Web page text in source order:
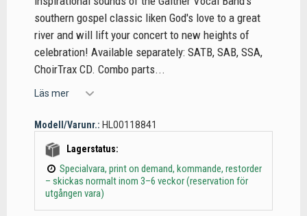
southern gospel classic liken God's love to a great
river and will lift your concert to new heights of
celebration! Available separately: SATB, SAB, SSA,
ChoirTrax CD. Combo parts...
Läs mer
Modell/Varunr.: HL00118841
Lagerstatus:
Specialvara, print on demand, kommande, restorder
– skickas normalt inom 3–6 veckor (reservation för
utgången vara)